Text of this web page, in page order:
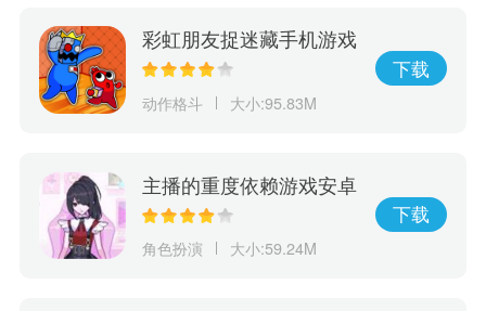
彩虹朋友捉迷藏手机游戏
动作格斗 大小:95.83M
下载
主播的重度依赖游戏安卓
角色扮演 大小:59.24M
下载